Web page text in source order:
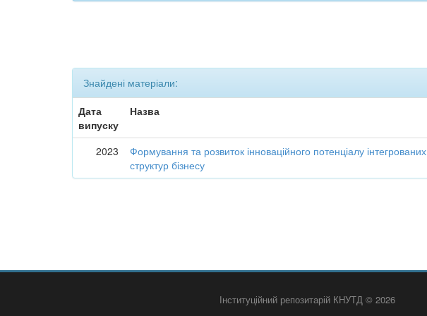
Знайдені матеріали:
Дата
випуску
Назва
2023
Формування та розвиток інноваційного потенціалу інтегрованих
структур бізнесу
Інституційний репозитарій КНУТД © 2026